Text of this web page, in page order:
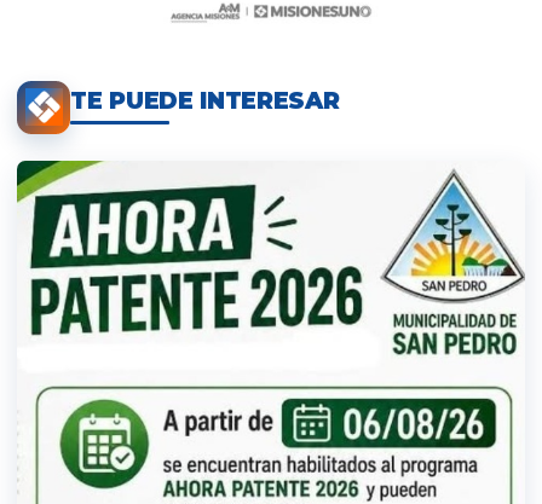
TE PUEDE INTERESAR